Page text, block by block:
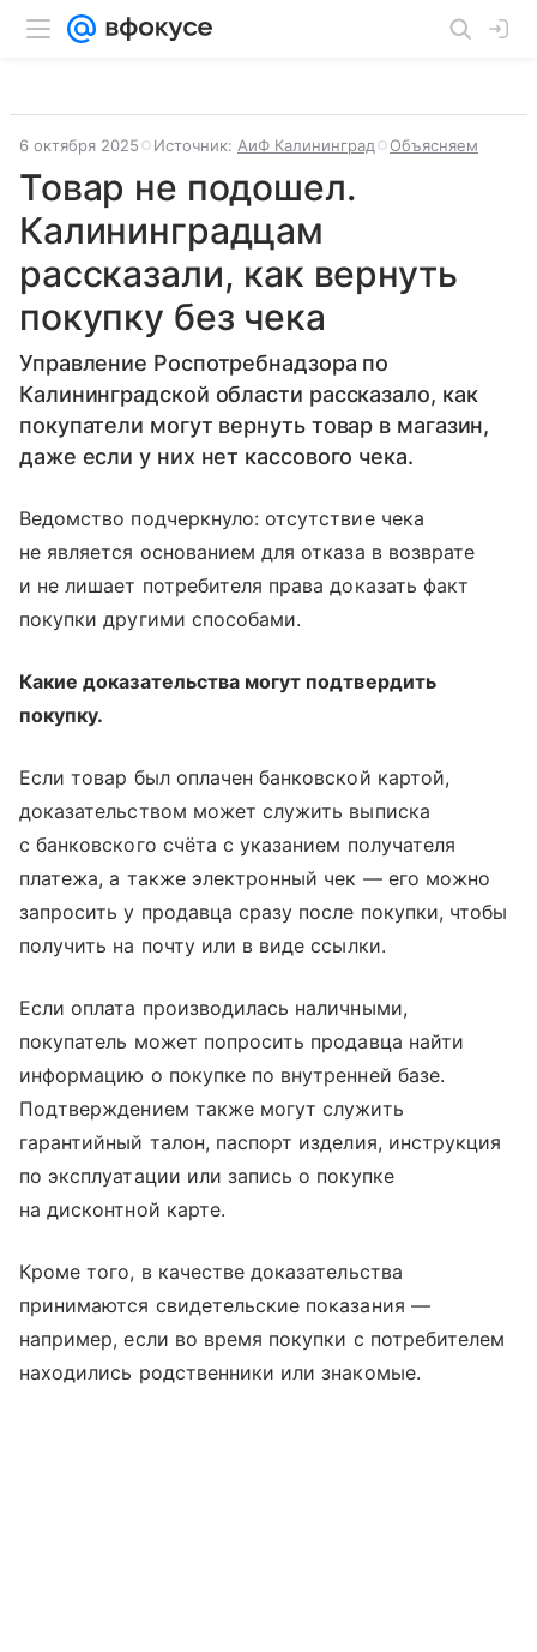
6 октября 2025 Источник: АиФ Калининград Объясняем
Товар не подошел.
Калининградцам
рассказали, как вернуть
покупку без чека
Управление Роспотребнадзора по
Калининградской области рассказало, как
покупатели могут вернуть товар в магазин,
даже если у них нет кассового чека.
Ведомство подчеркнуло: отсутствие чека
не является основанием для отказа в возврате
и не лишает потребителя права доказать факт
покупки другими способами.
Какие доказательства могут подтвердить
покупку.
Если товар был оплачен банковской картой,
доказательством может служить выписка
с банковского счёта с указанием получателя
платежа, а также электронный чек — его можно
запросить у продавца сразу после покупки, чтобы
получить на почту или в виде ссылки.
Если оплата производилась наличными,
покупатель может попросить продавца найти
информацию о покупке по внутренней базе.
Подтверждением также могут служить
гарантийный талон, паспорт изделия, инструкция
по эксплуатации или запись о покупке
на дисконтной карте.
Кроме того, в качестве доказательства
принимаются свидетельские показания —
например, если во время покупки с потребителем
находились родственники или знакомые.